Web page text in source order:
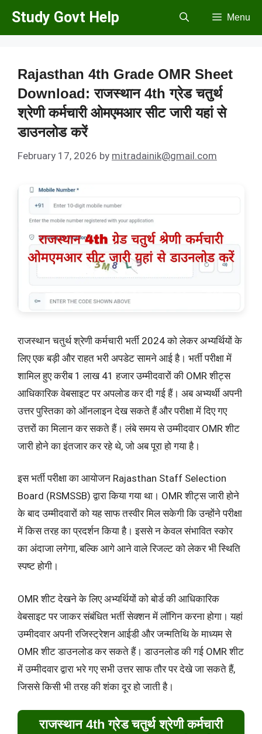
Skip
Study Govt Help Menu
Rajasthan 4th Grade OMR Sheet
Download: राजस्थान 4th ग्रेड चतुर्थ
श्रेणी कर्मचारी ओमएमआर सीट जारी यहां से
डाउनलोड करें
February 17, 2026 by mitradainik@gmail.com
राजस्थान चतुर्थ श्रेणी कर्मचारी भर्ती 2024 को लेकर अभ्यर्थियों के
लिए एक बड़ी और राहत भरी अपडेट सामने आई है। भर्ती परीक्षा में
शामिल हुए करीब 1 लाख 41 हजार उम्मीदवारों की OMR शीट्स
आधिकारिक वेबसाइट पर अपलोड कर दी गई हैं। अब अभ्यर्थी अपनी
उत्तर पुस्तिका को ऑनलाइन देख सकते हैं और परीक्षा में दिए गए
उत्तरों का मिलान कर सकते हैं। लंबे समय से उम्मीदवार OMR शीट
जारी होने का इंतजार कर रहे थे, जो अब पूरा हो गया है।
इस भर्ती परीक्षा का आयोजन Rajasthan Staff Selection
Board (RSMSSB) द्वारा किया गया था। OMR शीट्स जारी होने
के बाद उम्मीदवारों को यह साफ तस्वीर मिल सकेगी कि उन्होंने परीक्षा
में किस तरह का प्रदर्शन किया है। इससे न केवल संभावित स्कोर
का अंदाजा लगेगा, बल्कि आगे आने वाले रिजल्ट को लेकर भी स्थिति
स्पष्ट होगी।
OMR शीट देखने के लिए अभ्यर्थियों को बोर्ड की आधिकारिक
वेबसाइट पर जाकर संबंधित भर्ती सेक्शन में लॉगिन करना होगा। यहां
उम्मीदवार अपनी रजिस्ट्रेशन आईडी और जन्मतिथि के माध्यम से
OMR शीट डाउनलोड कर सकते हैं। डाउनलोड की गई OMR शीट
में उम्मीदवार द्वारा भरे गए सभी उत्तर साफ तौर पर देखे जा सकते हैं,
जिससे किसी भी तरह की शंका दूर हो जाती है।
राजस्थान 4th ग्रेड चतुर्थ श्रेणी कर्मचारी